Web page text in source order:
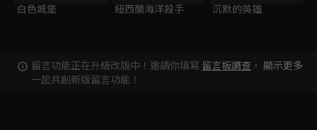
白色城堡 紐西蘭海洋殺手 沉默的英雄
留言功能正在升級改版中！邀請你填寫 留言板調查 ，
一起共創新版留言功能！
顯示更多